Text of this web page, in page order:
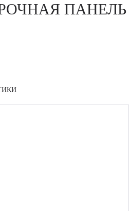
ПАНЕЛЬ